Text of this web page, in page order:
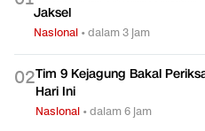
Jaksel
Nasional •dalam 3 jam
02Tim 9 Kejagung Bakal
Hari Ini
Nasional •dalam 6 jam